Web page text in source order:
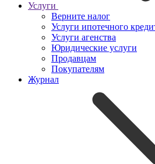
Услуги
Верните налог
Услуги ипотечного
Услуги агенства
Юридические услуги
Продавцам
Покупателям
Журнал